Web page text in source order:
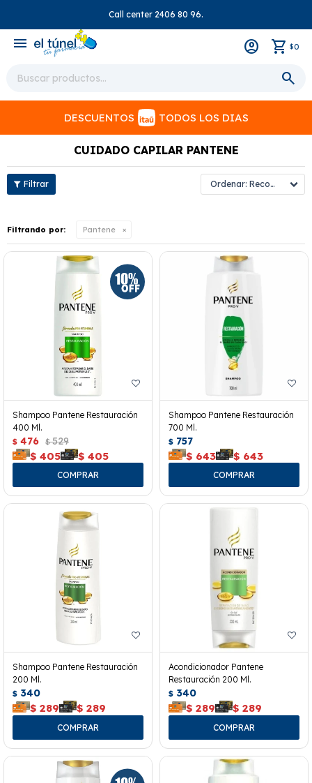
Call center 2406 80 96.
menu $0
DESCUENTOS TODOS LOS DIAS
CUIDADO CAPILAR PANTENE
Recomendados
Filtrando por: Pantene
Shampoo Pantene Restauración
400 Ml.
$ 476 $ 529
$ 405 $ 405
Shampoo Pantene Restauración
700 Ml.
$ 757
$ 643 $ 643
Shampoo Pantene Restauración
200 Ml.
$ 340
$ 289 $ 289
Acondicionador Pantene
Restauración 200 Ml.
$ 340
$ 289 $ 289
close